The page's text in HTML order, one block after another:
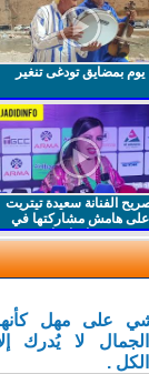
يوم بمضايق تودغى تنغير
الفنانة سعيدة تيتريت
هامش مشاركتها في
مهرجان افران
على مهل كأنها
لا يُدرك إلا
.